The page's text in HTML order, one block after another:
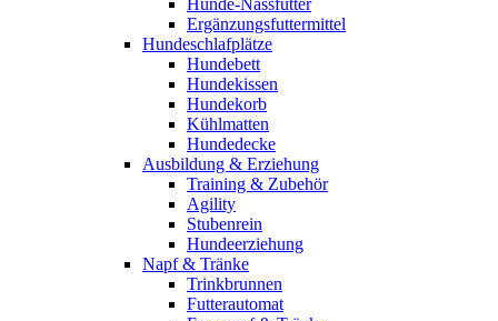
Hunde-Nassfutter
Ergänzungsfuttermittel
Hundeschlafplätze
Hundebett
Hundekissen
Hundekorb
Kühlmatten
Hundedecke
Ausbildung & Erziehung
Training & Zubehör
Agility
Stubenrein
Hundeerziehung
Napf & Tränke
Trinkbrunnen
Futterautomat